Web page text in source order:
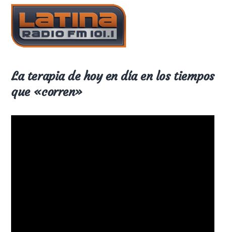
La terapia de hoy en día en los tiempos
que «corren»